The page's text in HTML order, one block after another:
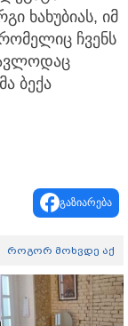
ხახუბიას, იმ
ჩვენს
ბექა
გაზიარება
როგორ მოხვდე აქ